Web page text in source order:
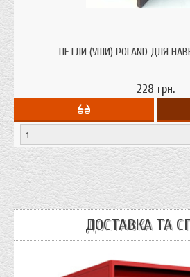
ПЕТЛИ (УШИ) POLAND ДЛЯ
228 грн.
ДОСТАВКА ТА